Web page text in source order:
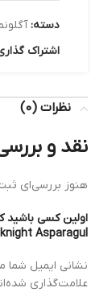
دسته:
اشتراک
نظرات (0)
نقد و
هنوز بررسی‌ای
اولین کسی باشید
Asparagul”
نشانی ایمیل شما
علامت‌گذاری